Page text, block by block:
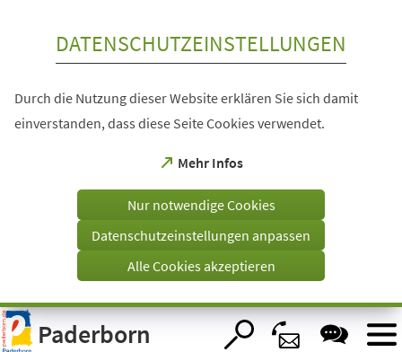
Visuelle
Assistenzsoftware
öffnen.
DATENSCHUTZEINSTELLUNGEN
Durch die Nutzung dieser Website erklären Sie sich damit
einverstanden, dass diese Seite Cookies verwendet.
Mehr Infos
(Öffnet
einem
Tab)
Nur notwendige Cookies
Datenschutzeinstellungen anpassen
Alle Cookies akzeptieren
Paderborn